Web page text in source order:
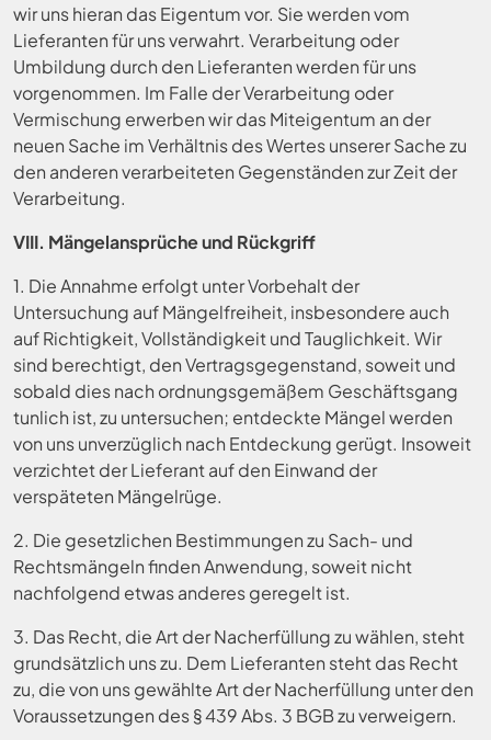
wir uns hieran das Eigentum vor. Sie werden vom
Lieferanten für uns verwahrt. Verarbeitung oder
Umbildung durch den Lieferanten werden für uns
vorgenommen. Im Falle der Verarbeitung oder
Vermischung erwerben wir das Miteigentum an der
neuen Sache im Verhältnis des Wertes unserer Sache zu
den anderen verarbeiteten Gegenständen zur Zeit der
Verarbeitung.
VIII. Mängelansprüche und Rückgriff
1. Die Annahme erfolgt unter Vorbehalt der
Untersuchung auf Mängelfreiheit, insbesondere auch
auf Richtigkeit, Vollständigkeit und Tauglichkeit. Wir
sind berechtigt, den Vertragsgegenstand, soweit und
sobald dies nach ordnungsgemäßem Geschäftsgang
tunlich ist, zu untersuchen; entdeckte Mängel werden
von uns unverzüglich nach Entdeckung gerügt. Insoweit
verzichtet der Lieferant auf den Einwand der
verspäteten Mängelrüge.
2. Die gesetzlichen Bestimmungen zu Sach- und
Rechtsmängeln finden Anwendung, soweit nicht
nachfolgend etwas anderes geregelt ist.
3. Das Recht, die Art der Nacherfüllung zu wählen, steht
grundsätzlich uns zu. Dem Lieferanten steht das Recht
zu, die von uns gewählte Art der Nacherfüllung unter den
Voraussetzungen des § 439 Abs. 3 BGB zu verweigern.